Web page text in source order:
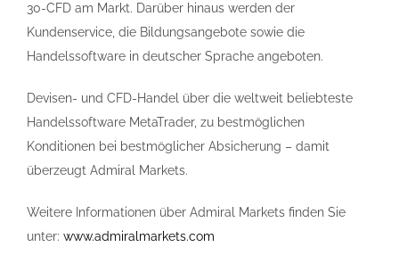
30-CFD am Markt. Darüber hinaus werden der
Kundenservice, die Bildungsangebote sowie die
Handelssoftware in deutscher Sprache angeboten.
Devisen- und CFD-Handel über die weltweit beliebteste
Handelssoftware MetaTrader, zu bestmöglichen
Konditionen bei bestmöglicher Absicherung – damit
überzeugt Admiral Markets.
Weitere Informationen über Admiral Markets finden Sie
unter: www.admiralmarkets.com